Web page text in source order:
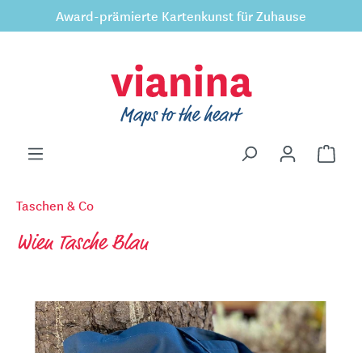
springen
Award-prämierte Kartenkunst für Zuhause
Taschen & Co
Wien Tasche Blau